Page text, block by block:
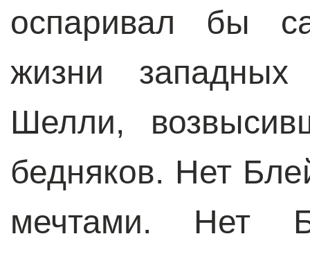
оспаривал бы
жизни
Шелли,
бедняков. Нет
мечтами. Нет